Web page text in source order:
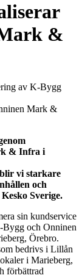
&
av K-Bygg
& Infra i
vi starkare
och
Sverige.
sin kundservice
Bygg och Onninen
Örebro.
bedrivs i Lillån
i Marieberg,
förbättrad